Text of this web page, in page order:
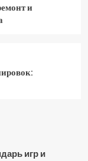
и
игр и